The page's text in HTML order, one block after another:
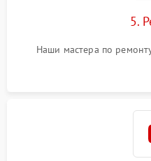
5.
Наши мастера по